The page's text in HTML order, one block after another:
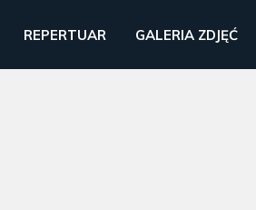
REPERTUAR GALERIA ZDJĘĆ